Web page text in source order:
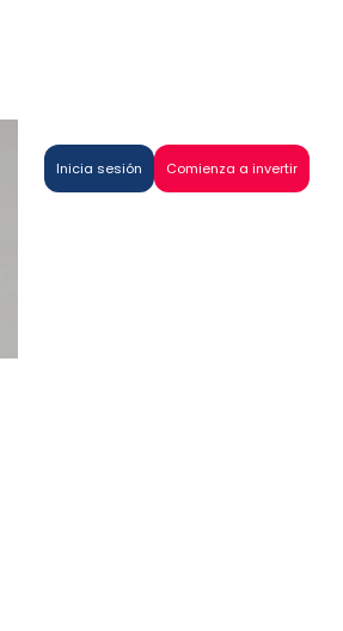
Inicia sesión Comienza a invertir